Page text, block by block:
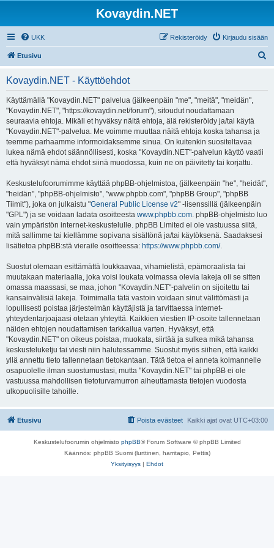
Kovaydin.NET
UKK Kirjaudu sisään
Rekisteröidy
Etusivu
Kovaydin.NET - Käyttöehdot
Käyttämällä "Kovaydin.NET" palvelua (jälkeenpäin "me", "meitä", "meidän",
"Kovaydin.NET", "https://kovaydin.net/forum"), sitoudut noudattamaan
seuraavia ehtoja. Mikäli et hyväksy näitä ehtoja, älä rekisteröidy ja/tai käytä
"Kovaydin.NET"-palvelua. Me voimme muuttaa näitä ehtoja koska tahansa ja
teemme parhaamme informoidaksemme sinua. On kuitenkin suositeltavaa
lukea nämä ehdot säännöllisesti, koska "Kovaydin.NET"-palvelun käyttö vaatii
että hyväksyt nämä ehdot siinä muodossa, kuin ne on päivitetty tai korjattu.
Keskustelufoorumimme käyttää phpBB-ohjelmistoa, (jälkeenpäin "he", "heidät",
"heidän", "phpBB-ohjelmisto", "www.phpbb.com", "phpBB Group", "phpBB
Tiimit"), joka on julkaistu "General Public License v2" -lisenssillä (jälkeenpäin
"GPL") ja se voidaan ladata osoitteesta www.phpbb.com. phpBB-ohjelmisto luo
vain ympäristön internet-keskustelulle. phpBB Limited ei ole vastuussa siitä,
mitä sallimme tai kiellämme sopivana sisältönä ja/tai käytöksenä. Saadaksesi
lisätietoa phpBB:stä vieraile osoitteessa: https://www.phpbb.com/.
Suostut olemaan esittämättä loukkaavaa, vihamielistä, epämoraalista tai
muutakaan materiaalia, joka voisi loukata voimassa olevia lakeja oli se sitten
omassa maassasi, se maa, johon "Kovaydin.NET"-palvelin on sijoitettu tai
kansainvälisiä lakeja. Toimimalla tätä vastoin voidaan sinut välittömästi ja
lopullisesti poistaa järjestelmän käyttäjistä ja tarvittaessa internet-
yhteydentarjoajaasi otetaan yhteyttä. Kaikkien viestien IP-osoite tallennetaan
näiden ehtojen noudattamisen tarkkailua varten. Hyväksyt, että
"Kovaydin.NET" on oikeus poistaa, muokata, siirtää ja sulkea mikä tahansa
keskusteluketju tai viesti niin halutessamme. Suostut myös siihen, että kaikki
yllä annettu tieto tallennetaan tietokantaan. Tätä tietoa ei anneta kolmannelle
osapuolelle ilman suostumustasi, mutta "Kovaydin.NET" tai phpBB ei ole
vastuussa mahdollisen tietoturvamurron aiheuttamasta tietojen vuodosta
ulkopuolisille tahoille.
Etusivu Kaikki ajat ovat UTC+03:00
Poista evästeet
Keskustelufoorumin ohjelmisto phpBB® Forum Software © phpBB Limited
Käännös: phpBB Suomi (lurttinen, harritapio, Pettis)
Yksityisyys | Ehdot